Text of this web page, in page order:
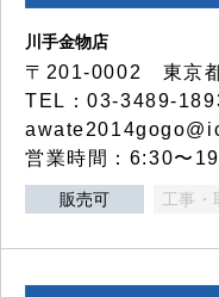
川手金物店
〒201-0002 東京
TEL：03-3489-
営業時間：6:30〜
販売可 工事・